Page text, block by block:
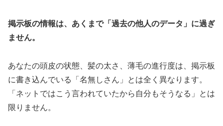
掲示板の情報は、あくまで「過去の他人のデータ」に過ぎ
ません。
あなたの頭皮の状態、髪の太さ、薄毛の進行度は、掲示板
に書き込んでいる「名無しさん」とは全く異なります。
「ネットではこう言われていたから自分もそうなる」とは
限りません。